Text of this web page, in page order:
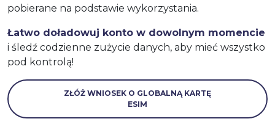
pobierane na podstawie wykorzystania.
Łatwo doładowuj konto w dowolnym momencie
i śledź codzienne zużycie danych, aby mieć wszystko
pod kontrolą!
ZŁÓŻ WNIOSEK O GLOBALNĄ KARTĘ
ESIM